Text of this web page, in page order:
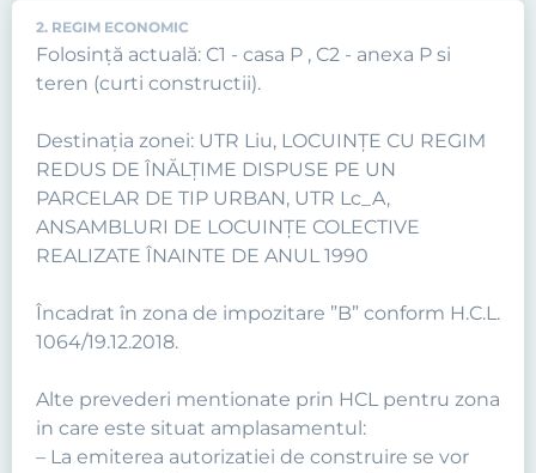
2. REGIM ECONOMIC
Folosință actuală: C1 - casa P , C2 - anexa P si
teren (curti constructii).
Destinația zonei: UTR Liu, LOCUINŢE CU REGIM
REDUS DE ÎNĂLŢIME DISPUSE PE UN
PARCELAR DE TIP URBAN, UTR Lc_A,
ANSAMBLURI DE LOCUINŢE COLECTIVE
REALIZATE ÎNAINTE DE ANUL 1990
Încadrat în zona de impozitare ”B” conform H.C.L.
1064/19.12.2018.
Alte prevederi mentionate prin HCL pentru zona
in care este situat amplasamentul:
– La emiterea autorizatiei de construire se vor